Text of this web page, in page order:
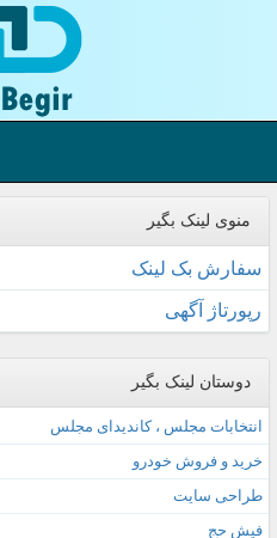
منوی لینک بگیر
سفارش بک لینک
رپورتاژ آگهی
دوستان لینک بگیر
انتخابات مجلس ، کاندیدای مجلس
خرید و فروش خودرو
طراحی سایت
فیش حج